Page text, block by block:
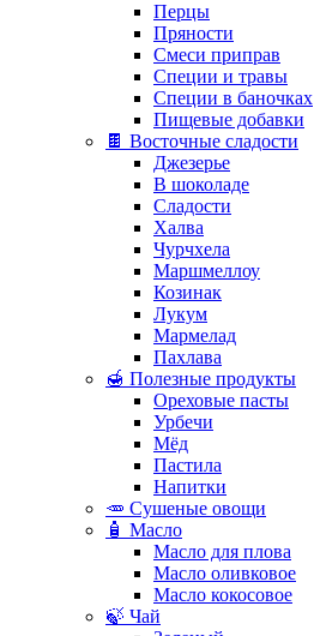
Перцы
Пряности
Смеси приправ
Специи и травы
Специи в баночках
Пищевые добавки
🍫 Восточные сладости
Джезерье
В шоколаде
Сладости
Халва
Чурчхела
Маршмеллоу
Козинак
Лукум
Мармелад
Пахлава
🍯 Полезные продукты
Ореховые пасты
Урбечи
Мёд
Пастила
Напитки
🥕 Сушеные овощи
🧴 Масло
Масло для плова
Масло оливковое
Масло кокосовое
🍃 Чай